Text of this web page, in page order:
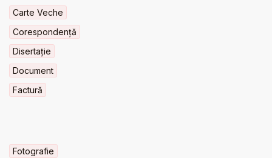
Carte Veche
Corespondență
Disertație
Document
Factură
Fotografie